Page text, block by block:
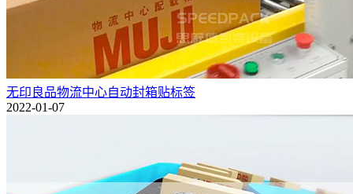
无印良品物流中心自动封箱贴标签
2022-01-07